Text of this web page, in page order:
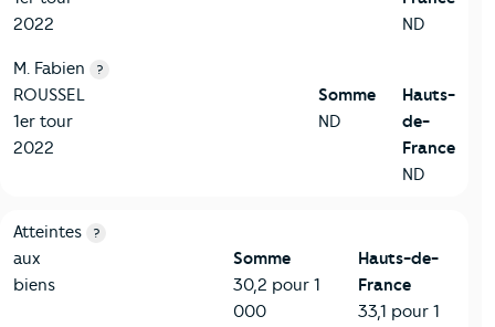
2022
ND
M. Fabien
ROUSSEL
1er tour
2022
?
Somme
ND
Hauts-
de-
France
ND
7-Sécurité
Critères
Atteintes
aux
biens
?
Somme
30,2 pour 1
000
Hauts-de-
France
33,1 pour 1